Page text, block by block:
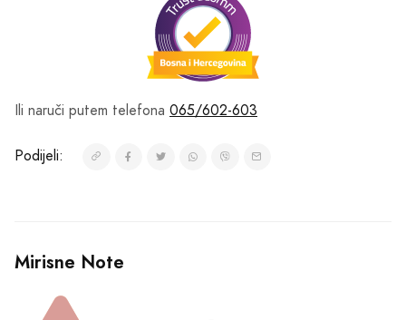
Ili naruči putem telefona 065/602-603
Podijeli:
Mirisne Note